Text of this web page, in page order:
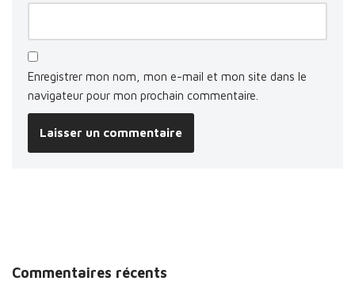
Enregistrer mon nom, mon e-mail et mon site dans le
navigateur pour mon prochain commentaire.
Commentaires récents